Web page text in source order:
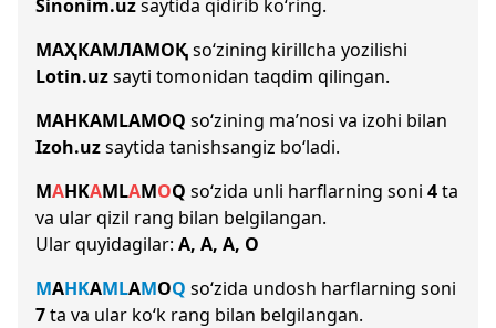
Sinonim.uzsaytida qidirib ko‘ring.
МАҲКАМЛАМОҚso‘zining kirillcha yozilishi
Lotin.uzsayti tomonidan taqdim qilingan.
MAHKAMLAMOQ so‘zining ma’nosi va izohi bilan
Izoh.uzsaytida tanishsangiz bo‘ladi.
MAHKAMLAMOQ so‘zida unli harflarning soni 4ta
va ular qizil rang bilan belgilangan.
Ular quyidagilar: A, A, A, O
MAHKAMLAMOQ so‘zida undosh harflarning soni
7ta va ular ko‘k rang bilan belgilangan.